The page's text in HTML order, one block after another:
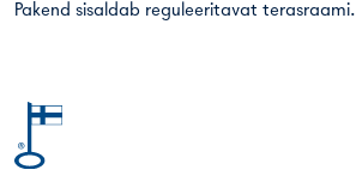
Pakend sisaldab reguleeritavat terasraami.